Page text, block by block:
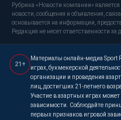
Рубрика «Новости компании»
новости, сообщения и объявления,
основывается на информации,
Редакция не несет ответственности
21+
Материалы онлайн-медиа Sport
играх, букмекерской
организации и проведения
лиц, достигших 21-летнего
Участие в азартных играх
зависимости. Соблюдайте
первых признаков игровой